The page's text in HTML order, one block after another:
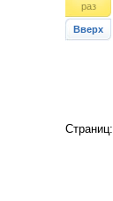
раз
Вверх
Страниц: